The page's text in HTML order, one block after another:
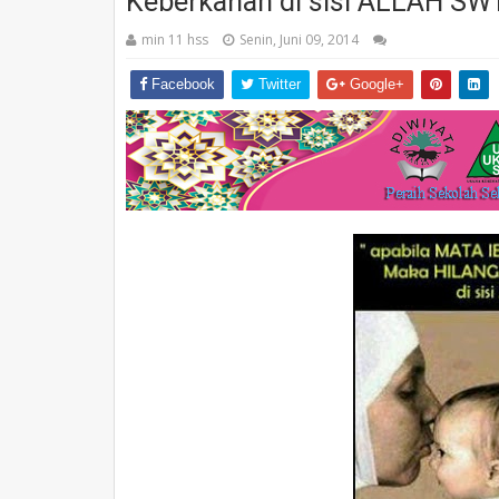
min 11 hss Senin, Juni 09, 2014
Facebook Twitter Google+